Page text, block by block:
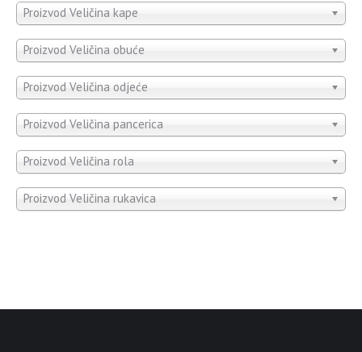
Proizvod Veličina kape
Proizvod Veličina obuće
Proizvod Veličina odjeće
Proizvod Veličina pancerica
Proizvod Veličina rola
Proizvod Veličina rukavica